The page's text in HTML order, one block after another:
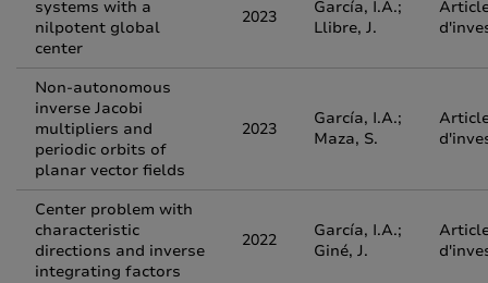
systems with a
nilpotent global
center
2023
García, I.A.;
Llibre, J.
Non-autonomous
inverse Jacobi
multipliers and
periodic orbits of
planar vector fields
2023
García, I.A.;
Maza, S.
Center problem with
characteristic
directions and inverse
integrating factors
2022
García, I.A.;
Giné, J.